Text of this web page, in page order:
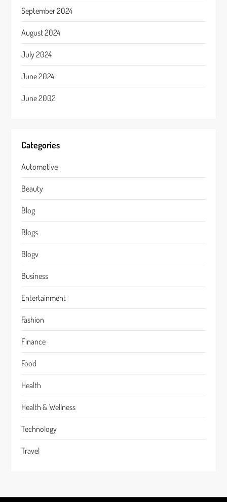
September 2024
August 2024
July 2024
June 2024
June 2002
Categories
Automotive
Beauty
Blog
Blogs
Blogv
Business
Entertainment
Fashion
Finance
Food
Health
Health & Wellness
Technology
Travel